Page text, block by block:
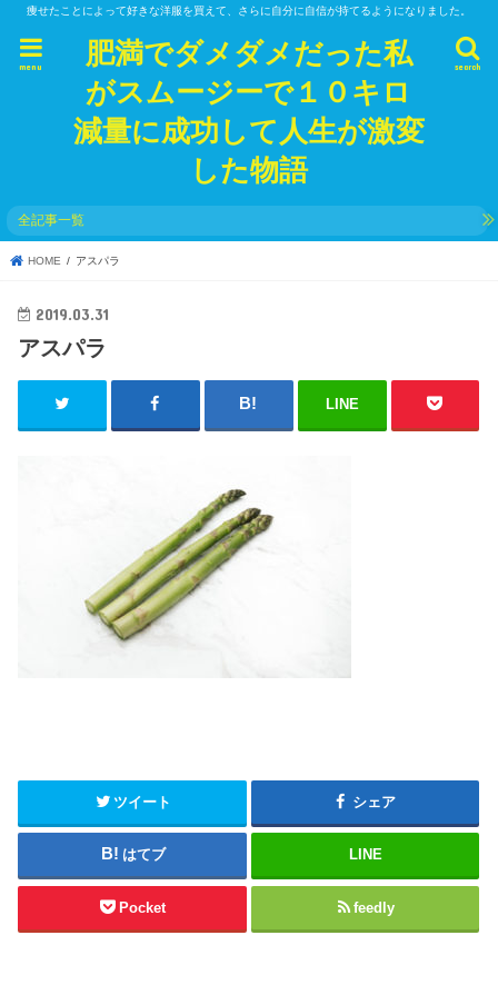
痩せたことによって好きな洋服を買えて、さらに自分に自信が持てるようになりました。
肥満でダメダメだった私
がスムージーで１０キロ
減量に成功して人生が激変
した物語
search
menu
全記事一覧
HOME アスパラ
2019.03.31
アスパラ
LINE
ツイート シェア
はてブ LINE
Pocket feedly